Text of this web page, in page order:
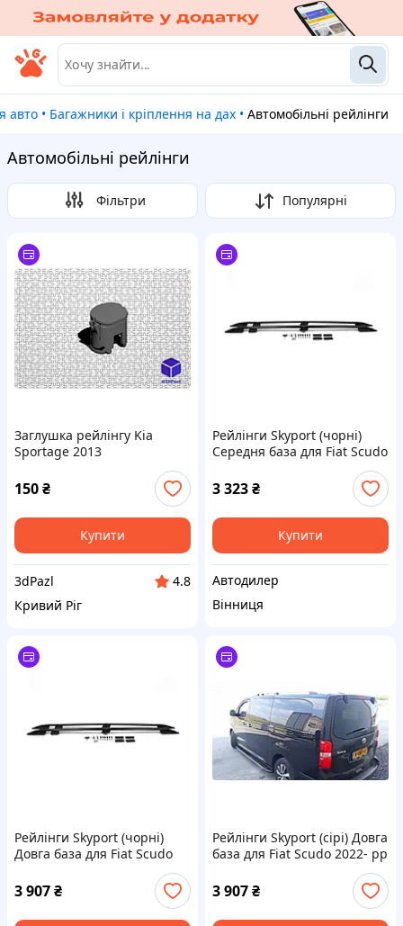
авто • Багажники і кріплення на дах • Автомобільні рейлінги
Автомобільні рейлінги
Фільтри Популярні
Заглушка рейлінгу Kia
Sportage 2013
150₴
Купити
3dPazl
4.8
Кривий Ріг
Рейлінги Skyport (чорні)
Середня база для Fiat Scudo
3 323₴
Купити
Автодилер
Вінниця
Рейлінги Skyport (чорні)
Довга база для Fiat Scudo
3 907₴
Рейлінги Skyport (сірі) Довга
база для Fiat Scudo 2022- рр
3 907₴